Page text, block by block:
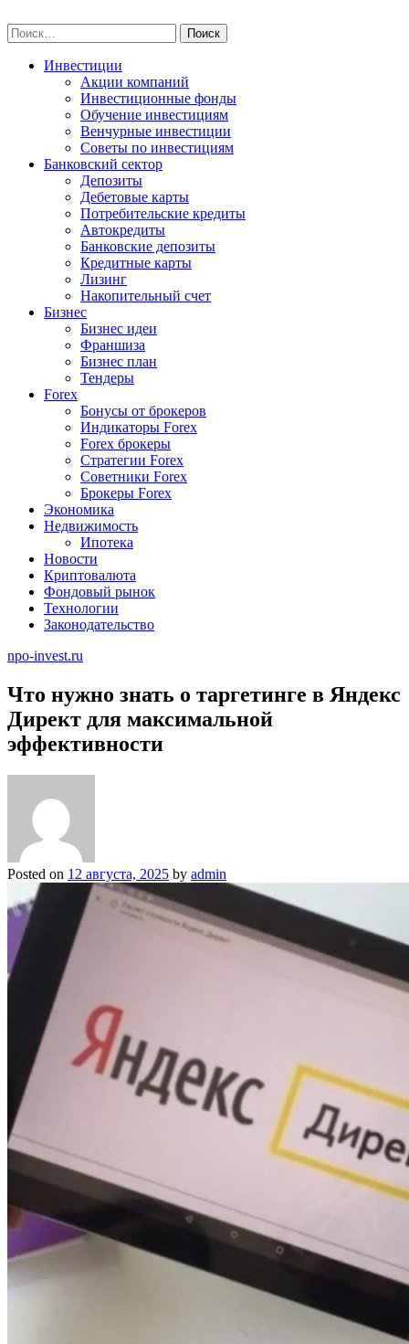
to
content
Найти:
Инвестиции
Акции компаний
Инвестиционные фонды
Обучение инвестициям
Венчурные инвестиции
Советы по инвестициям
Банковский сектор
Депозиты
Дебетовые карты
Потребительские кредиты
Автокредиты
Банковские депозиты
Кредитные карты
Лизинг
Накопительный счет
Бизнес
Бизнес идеи
Франшиза
Бизнес план
Тендеры
Forex
Бонусы от брокеров
Индикаторы Forex
Forex брокеры
Стратегии Forex
Советники Forex
Брокеры Forex
Экономика
Недвижимость
Ипотека
Новости
Криптовалюта
Фондовый рынок
Технологии
Законодательство
npo-invest.ru
Что нужно знать о таргетинге в Яндекс
Директ для максимальной
эффективности
Posted on 12 августа, 2025 by admin